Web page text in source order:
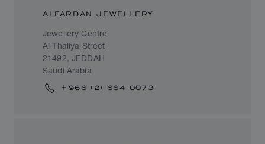
ALFARDAN JEWELLERY
Jewellery Centre
Al Thaliya Street
21492, JEDDAH
Saudi Arabia
+966 (2) 664 0073